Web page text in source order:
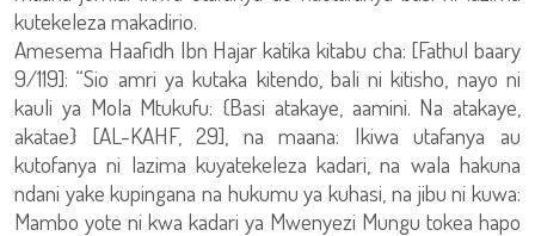
kutekeleza makadirio.
Amesema Haafidh Ibn Hajar katika kitabu cha: [Fathul baary
9/119]: “Sio amri ya kutaka kitendo, bali ni kitisho, nayo ni
kauli ya Mola Mtukufu: {Basi atakaye, aamini. Na atakaye,
akatae} [AL-KAHF, 29], na maana: Ikiwa utafanya au
kutofanya ni lazima kuyatekeleza kadari, na wala hakuna
ndani yake kupingana na hukumu ya kuhasi, na jibu ni kuwa:
Mambo yote ni kwa kadari ya Mwenyezi Mungu tokea hapo